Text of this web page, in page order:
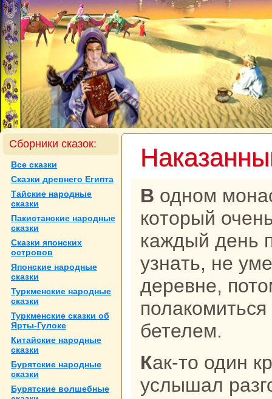
Сборники сказок:
Все сказки
Сказки древнего Египта
Тайские нaродные
сказки
Пакистанские нaродные
сказки
Сказки японских
островов
Японские нaродные
сказки
Туркменские нaродные
сказки
Туркменские сказки об
Ярты-Гулоке
Китайские нaродные
сказки
Бурятские нaродные
сказки
Бурятские волшебные
В одном монaстыре жил монaх,
кoторый
каждый день
узнaть, не
деревне,
бетелем.
Как-то один крестьянин случайно
услышал